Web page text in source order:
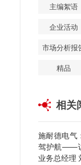
主编絮语
企业活动
市场分析报
精品
相关
施耐德电气
驾护航——
业务总经理